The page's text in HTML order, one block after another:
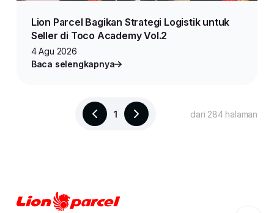
Lion Parcel Bagikan Strategi Logistik untuk
Seller di Toco Academy Vol.2
4 Agu 2026
Baca selengkapnya
1 dari 284 halaman